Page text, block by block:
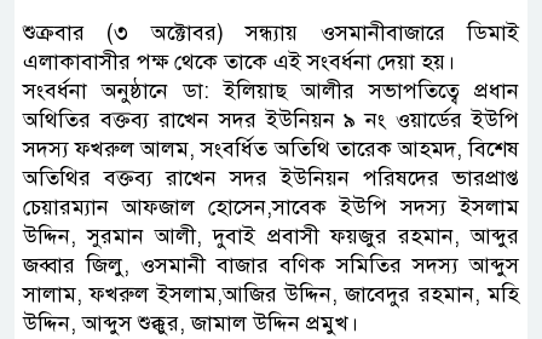
শুক্রবার (৩ অক্টোবর) সন্ধ্যায় ওসমানীবাজারে ডিমাই
এলাকাবাসীর পক্ষ থেকে তাকে এই সংবর্ধনা দেয়া হয়।
সংবর্ধনা অনুষ্ঠানে ডা: ইলিয়াছ আলীর সভাপতিত্বে প্রধান
অথিতির বক্তব্য রাখেন সদর ইউনিয়ন ৯ নং ওয়ার্ডের ইউপি
সদস্য ফখরুল আলম, সংবর্ধিত অতিথি তারেক আহমদ, বিশেষ
অতিথির বক্তব্য রাখেন সদর ইউনিয়ন পরিষদের ভারপ্রাপ্ত
চেয়ারম্যান আফজাল হোসেন,সাবেক ইউপি সদস্য ইসলাম
উদ্দিন, সুরমান আলী, দুবাই প্রবাসী ফয়জুর রহমান, আব্দুর
জব্বার জিলু, ওসমানী বাজার বণিক সমিতির সদস্য আব্দুস
সালাম, ফখরুল ইসলাম,আজির উদ্দিন, জাবেদুর রহমান, মহি
উদ্দিন, আব্দুস শুক্কুর, জামাল উদ্দিন প্রমুখ।